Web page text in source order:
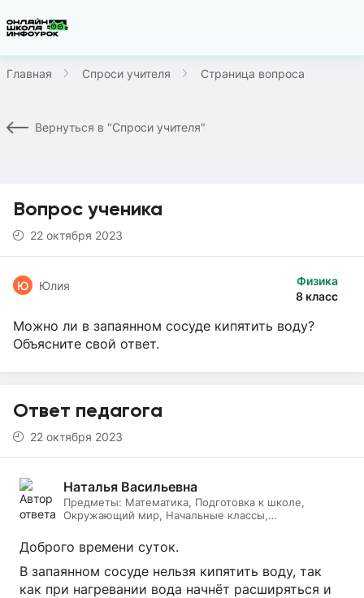
Главная Спроси учителя Страница вопроса
Вернуться в "Спроси учителя"
Вопрос ученика
22 октября 2023
Физика
8 класс
Ю Юлия
Можно ли в запаянном сосуде кипятить воду?
Объясните свой ответ.
Ответ педагога
22 октября 2023
Наталья Васильевна
Предметы: Математика, Подготовка к школе,
Окружающий мир, Начальные классы,
Доброго времени суток.
В запаянном сосуде нельзя кипятить воду, так
как при нагревании вода начнёт расширяться и